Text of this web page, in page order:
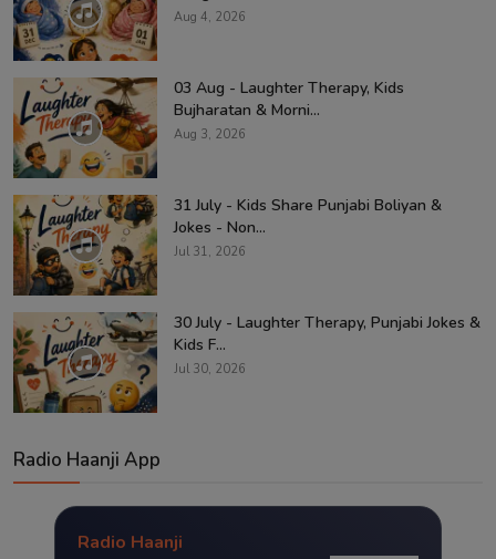
Aug 4, 2026
03 Aug - Laughter Therapy, Kids
Bujharatan & Morni...
Aug 3, 2026
31 July - Kids Share Punjabi Boliyan &
Jokes - Non...
Jul 31, 2026
30 July - Laughter Therapy, Punjabi Jokes &
Kids F...
Jul 30, 2026
Radio Haanji App
Radio Haanji